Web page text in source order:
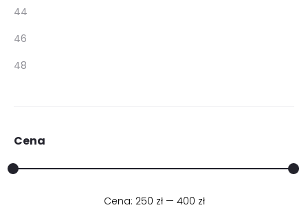
44
46
48
Cena
Cena
Cena
Cena: 250 zł— 400 zł